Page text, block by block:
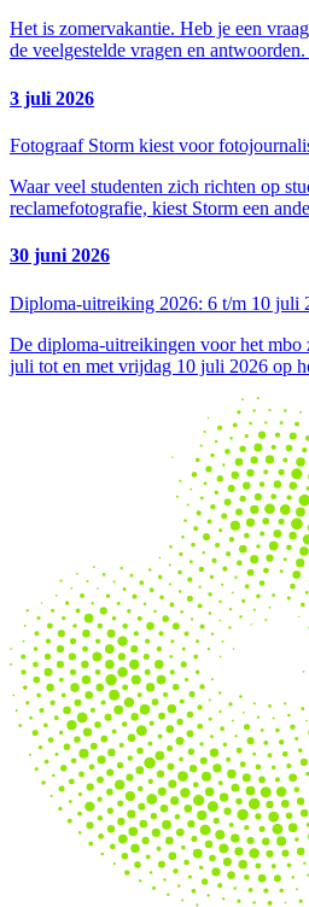
Het is zomervakantie. Heb je een
de veelgestelde vragen en antwoorden.
3 juli 2026
Fotograaf Storm kiest voor
Waar veel studenten zich richten op
reclamefotografie, kiest Storm een
30 juni 2026
Diploma-uitreiking 2026: 6 t/m 10 juli
De diploma-uitreikingen voor het mbo
juli tot en met vrijdag 10 juli 2026 op